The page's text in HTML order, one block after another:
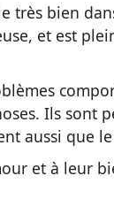
très bien
et est
Ils sont
aussi que
et à leur